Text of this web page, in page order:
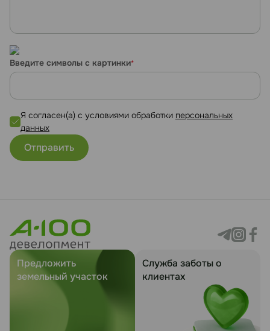
Введите символы с картинки*
Я согласен(а) с условиями обработки персональных
данных
Предложить
земельный участок
Служба заботы о
клиентах